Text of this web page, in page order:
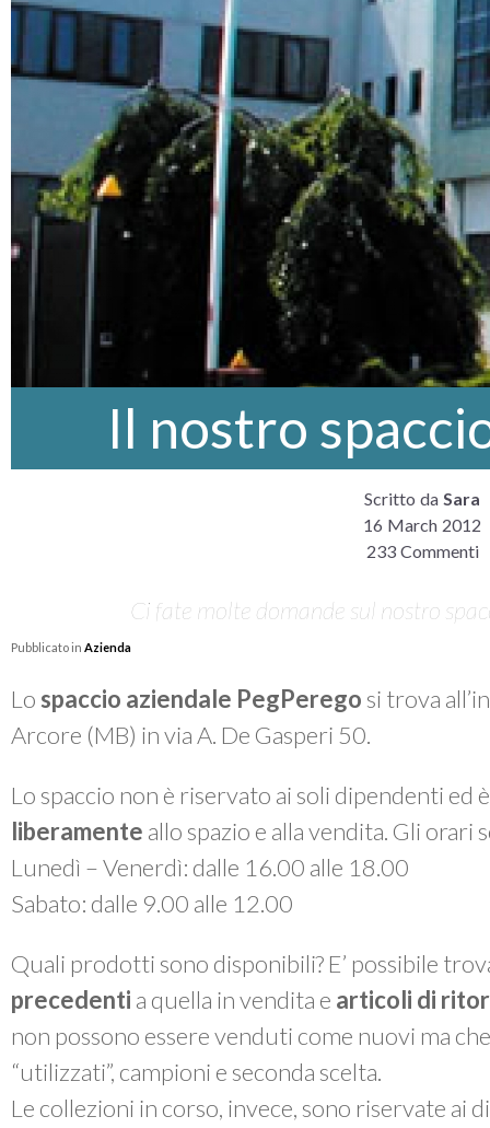
Il nostro
Scritto da Sara
16 March 2012
233 Commenti
Ci fate molte domande sul nostro
Pubblicato in Azienda
Lo spaccio aziendale PegPerego si trova
Arcore (MB) in via A. De Gasperi 50.
Lo spaccio non è riservato ai soli dipendenti ed
liberamente allo spazio e alla vendita. Gli orari
Lunedì – Venerdì: dalle 16.00 alle 18.00
Sabato: dalle 9.00 alle 12.00
Quali prodotti sono disponibili? E’ possibile
precedenti a quella in vendita e articoli di
non possono essere venduti come nuovi ma
“utilizzati”, campioni e seconda scelta.
Le collezioni in corso, invece, sono riservate ai